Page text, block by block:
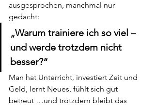
ausgesprochen, manchmal nur
gedacht:
„Warum trainiere ich so viel –
und werde trotzdem nicht
besser?“
Man hat Unterricht, investiert Zeit und
Geld, lernt Neues, fühlt sich gut
betreut …und trotzdem bleibt das